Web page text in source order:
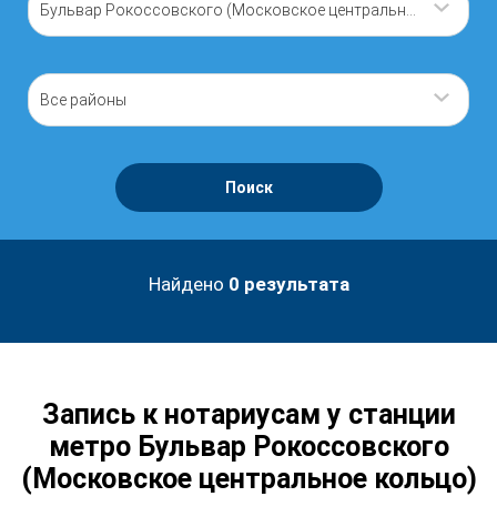
Бульвар Рокоссовского (Московское центральное кольцо)
Все районы
Поиск
Найдено 0 результата
Запись к нотариусам у станции
метро Бульвар Рокоссовского
(Московское центральное кольцо)